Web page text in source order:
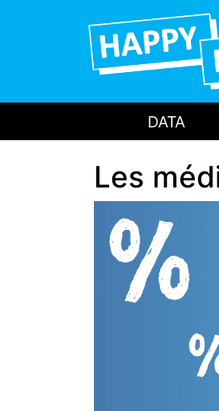
DATA
Les